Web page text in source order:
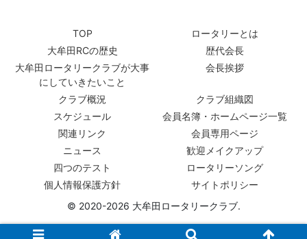
TOP
ロータリーとは
大牟田RCの歴史
歴代会長
大牟田ロータリークラブが大事
にしていきたいこと
会長挨拶
クラブ概況
クラブ組織図
スケジュール
会員名簿・ホームページ一覧
関連リンク
会員専用ページ
ニュース
歓迎メイクアップ
四つのテスト
ロータリーソング
個人情報保護方針
サイトポリシー
© 2020-2026 大牟田ロータリークラブ.